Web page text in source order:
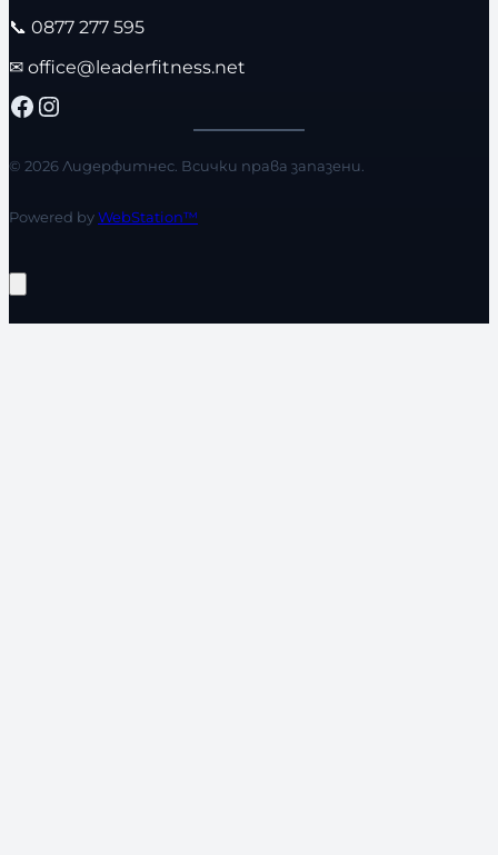
📞 0877 277 595
✉ office@leaderfitness.net
Facebook Instagram
© 2026 Лидерфитнес. Всички права запазени.
Powered byWebStation™